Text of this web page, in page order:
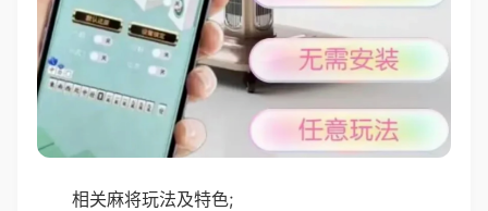
相关麻将玩法及特色;